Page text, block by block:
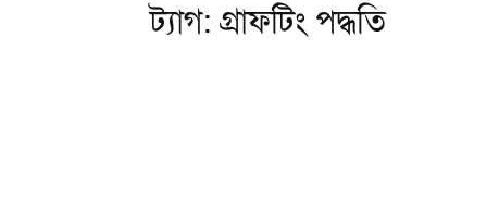
ট্যাগ: গ্রাফটিং পদ্ধতি